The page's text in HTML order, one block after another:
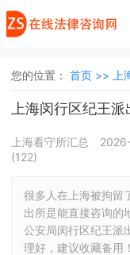
您的位置： 首页 >> 上
上海闵行区纪王
上海看守所汇总
(122)
很多人在上海被拘留
出所是能直接咨询的
公安局闵行区纪王派
理好，建议收藏备用